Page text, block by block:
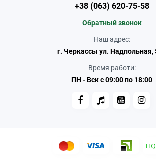
+38 (063) 620-75-58
Обратный звонок
Наш адрес:
г. Черкассы ул. Надпольная,
Время работи:
ПН - Вск с 09:00 по 18:00